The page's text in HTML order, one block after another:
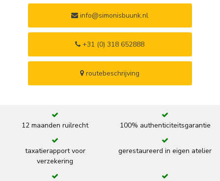
info@simonisbuunk.nl
+31 (0) 318 652888
routebeschrijving
12 maanden ruilrecht 100% authenticiteitsgarantie
taxatierapport voor
verzekering
gerestaureerd in eigen atelier